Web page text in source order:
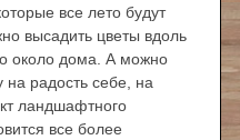
все лето будут
высадить цветы вдоль
около дома. А можно
на радость себе, на
ландшафтного
все более